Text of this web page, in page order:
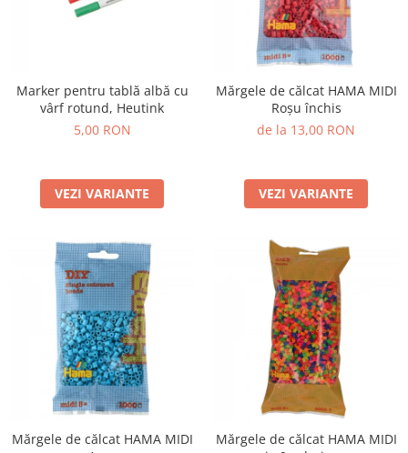
Marker pentru tablă albă cu
vârf rotund, Heutink
5,00 RON
VEZI VARIANTE
Mărgele de călcat HAMA MIDI
Roșu închis
de la 13,00 RON
VEZI VARIANTE
Mărgele de călcat HAMA MIDI
Mărgele de călcat HAMA MIDI